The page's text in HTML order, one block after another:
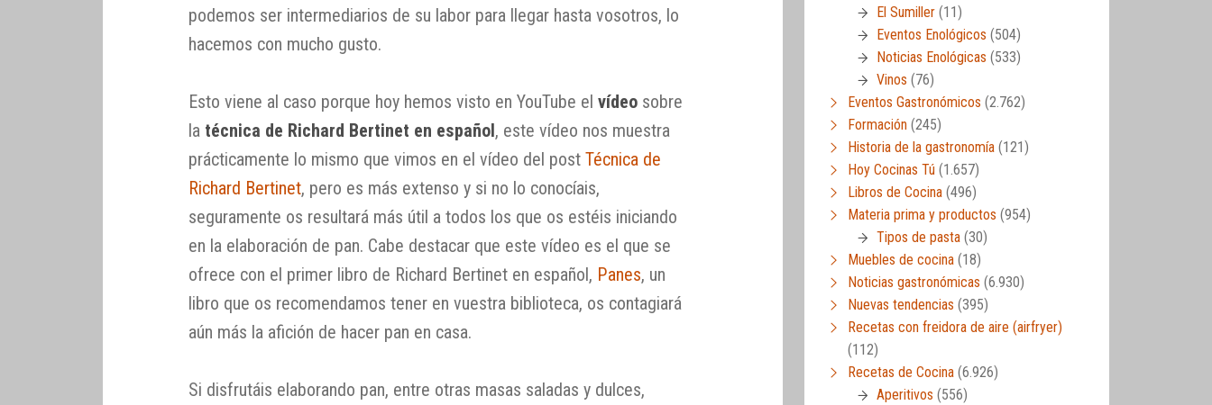
podemos ser intermediarios de su labor para llegar hasta vosotros, lo
hacemos con mucho gusto.
Esto viene al caso porque hoy hemos visto en YouTube elvídeo sobre
la técnica de Richard Bertinet en español, este vídeo nos muestra
prácticamente lo mismo que vimos en el vídeo del postTécnica de
Richard Bertinet, pero es más extenso y si no lo conocíais,
seguramente os resultará más útil a todos los que os estéis iniciando
en la elaboración de pan. Cabe destacar que este vídeo es el que se
ofrece con el primer libro de Richard Bertinet en español, Panes, un
libro que os recomendamos tener en vuestra biblioteca, os contagiará
aún más la afición de hacer pan en casa.
Si disfrutáis elaborando pan, entre otras masas saladas y dulces,
El Sumiller (11)
Eventos Enológicos (504)
Noticias Enológicas (533)
Vinos (76)
Eventos Gastronómicos (2.762)
Formación (245)
Historia de la gastronomía (121)
Hoy Cocinas Tú (1.657)
Libros de Cocina (496)
Materia prima y productos (954)
Tipos de pasta (30)
Muebles de cocina (18)
Noticias gastronómicas (6.930)
Nuevas tendencias (395)
Recetas con freidora de aire (airfryer)
(112)
Recetas de Cocina (6.926)
Aperitivos (556)